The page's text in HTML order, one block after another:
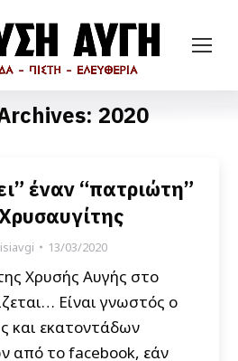
2020
έναν “πατριώτη”
13/03/2020
Χρυσής Αυγής στο
Είναι γνωστός ο
και εκατοντάδων
από το facebook, εάν